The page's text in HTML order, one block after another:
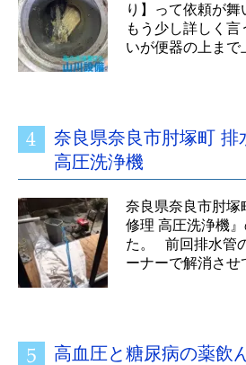
り】って依頼が
もう少し詳しく
いが便器の上まで
奈良県奈良市肘塚町 排
高圧洗浄機
奈良県奈良市肘塚
修理 高圧洗浄機
た。 前回排水管
ーナーで解消させ
高血圧と糖尿病の薬飲